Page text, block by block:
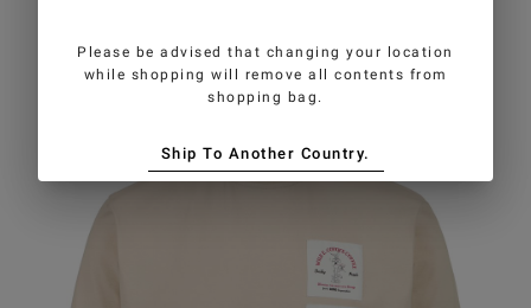
Please be advised that changing your location
while shopping will remove all contents from
shopping bag.
Ship To Another Country.